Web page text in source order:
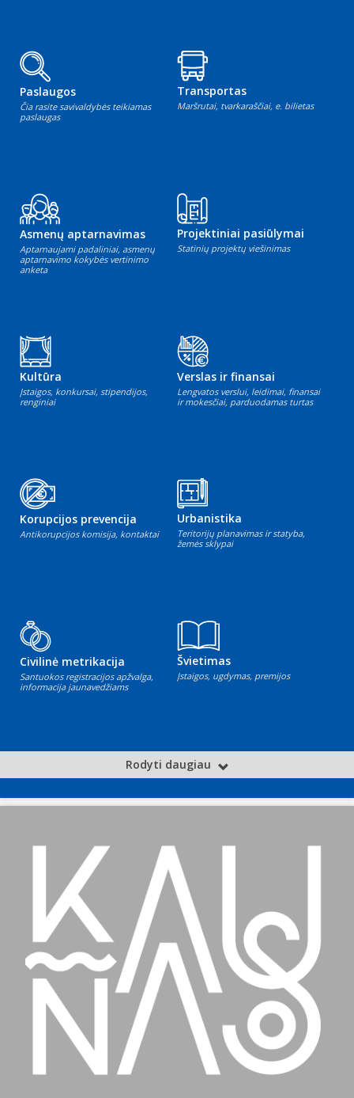
Paslaugos
Čia rasite savivaldybės teikiamas
paslaugas
Transportas
Maršrutai, tvarkaraščiai, e. bilietas
Asmenų aptarnavimas
Aptarnaujami padaliniai, asmenų
aptarnavimo kokybės vertinimo
anketa
Projektiniai pasiūlymai
Statinių projektų viešinimas
Kultūra
Įstaigos, konkursai, stipendijos,
renginiai
Verslas ir finansai
Lengvatos verslui, leidimai, finansai
ir mokesčiai, parduodamas turtas
Korupcijos prevencija
Antikorupcijos komisija, kontaktai
Urbanistika
Teritorijų planavimas ir statyba,
žemės sklypai
Civilinė metrikacija
Santuokos registracijos apžvalga,
informacija jaunavedžiams
Švietimas
Įstaigos, ugdymas, premijos
Rodyti daugiau